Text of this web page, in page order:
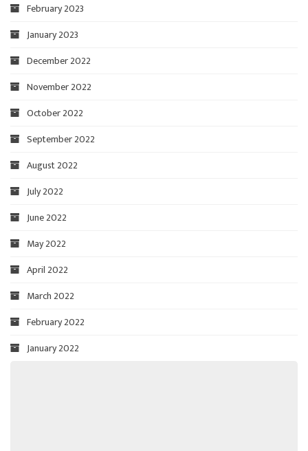
February 2023
January 2023
December 2022
November 2022
October 2022
September 2022
August 2022
July 2022
June 2022
May 2022
April 2022
March 2022
February 2022
January 2022